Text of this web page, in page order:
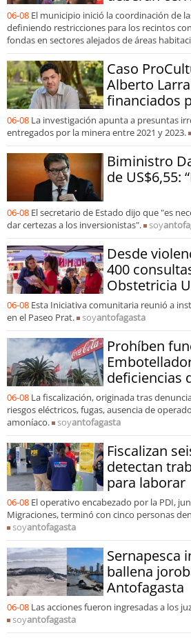
06-08 El municipio inició la coordinación de
definiendo restricciones para los recintos
fondas en sectores alejados de áreas
Caso
Alberto
financiados
06-08 La investigación apunta a presuntas
entregados por la minera entre 2021 y 2023.
Biministro
de US$6,55:
06-08 El secretario de Estado dijo que "es
dar certezas a los inversionistas".
soy
Desde
400
Obstetricia
06-08 Esta Iniciativa comunitaria reunió a
en el Paseo Prat.
soyantofagasta
Prohíben
deficiencias
06-08 La fiscalización, originada tras
riesgos eléctricos, fugas, ausencia de
amoníaco.
soyantofagasta
Fiscalizan
detectan
para laborar
06-08 El operativo encabezado por la PDI,
Migraciones, terminó con cinco personas
soyantofagasta
Sernapesca
ballena
Antofagasta
06-08 Las acciones fueron ingresadas a los
soyantofagasta